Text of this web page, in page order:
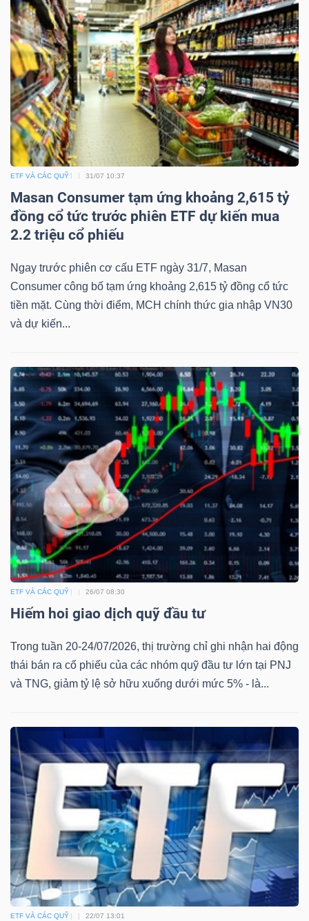
ETF VÀ CÁC QUỸ 31/07 10:37
Masan Consumer tạm ứng khoảng 2,615 tỷ
đồng cổ tức trước phiên ETF dự kiến mua
2.2 triệu cổ phiếu
Ngay trước phiên cơ cấu ETF ngày 31/7, Masan
Consumer công bố tạm ứng khoảng 2,615 tỷ đồng cổ tức
tiền mặt. Cùng thời điểm, MCH chính thức gia nhập VN30
và dự kiến...
ETF VÀ CÁC QUỸ 26/07 08:30
Hiếm hoi giao dịch quỹ đầu tư
Trong tuần 20-24/07/2026, thị trường chỉ ghi nhận hai động
thái bán ra cổ phiếu của các nhóm quỹ đầu tư lớn tại PNJ
và TNG, giảm tỷ lệ sở hữu xuống dưới mức 5% - là...
ETF VÀ CÁC QUỸ 22/07 13:01